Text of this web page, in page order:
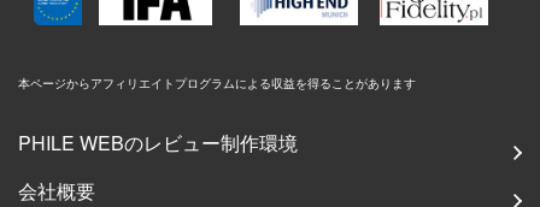
本ページからアフィリエイトプログラムによる収益を得ることがあります
PHILE WEBのレビュー制作環境
会社概要